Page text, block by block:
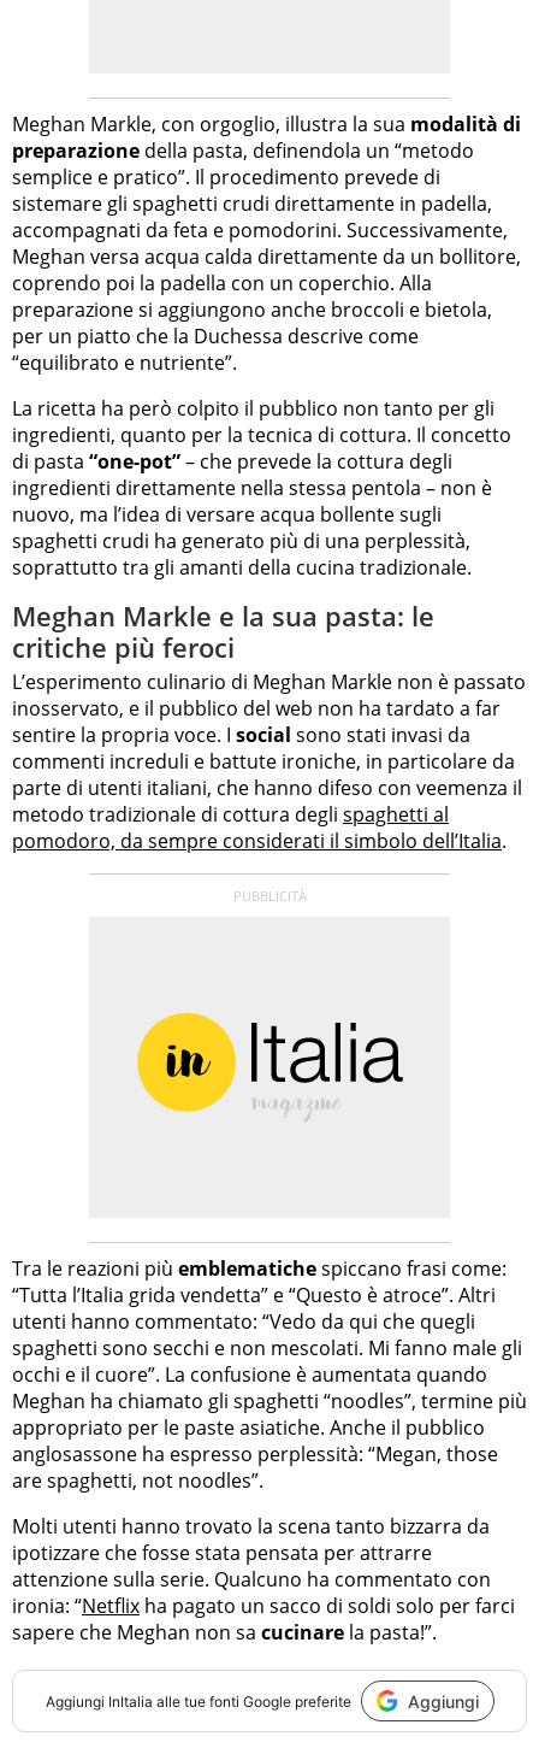
Meghan Markle, con orgoglio, illustra la sua modalità di
preparazione della pasta, definendola un “metodo
semplice e pratico”. Il procedimento prevede di
sistemare gli spaghetti crudi direttamente in padella,
accompagnati da feta e pomodorini. Successivamente,
Meghan versa acqua calda direttamente da un bollitore,
coprendo poi la padella con un coperchio. Alla
preparazione si aggiungono anche broccoli e bietola,
per un piatto che la Duchessa descrive come
“equilibrato e nutriente”.
La ricetta ha però colpito il pubblico non tanto per gli
ingredienti, quanto per la tecnica di cottura. Il concetto
di pasta “one-pot”– che prevede la cottura degli
ingredienti direttamente nella stessa pentola – non è
nuovo, ma l’idea di versare acqua bollente sugli
spaghetti crudi ha generato più di una perplessità,
soprattutto tra gli amanti della cucina tradizionale.
Meghan Markle e la sua pasta: le
critiche più feroci
L’esperimento culinario di Meghan Markle non è passato
inosservato, e il pubblico del web non ha tardato a far
sentire la propria voce. I social sono stati invasi da
commenti increduli e battute ironiche, in particolare da
parte di utenti italiani, che hanno difeso con veemenza il
metodo tradizionale di cottura degli spaghetti al
pomodoro, da sempre considerati il simbolo dell’Italia.
Tra le reazioni più emblematichespiccano frasi come:
“Tutta l’Italia grida vendetta” e “Questo è atroce”. Altri
utenti hanno commentato: “Vedo da qui che quegli
spaghetti sono secchi e non mescolati. Mi fanno male gli
occhi e il cuore”. La confusione è aumentata quando
Meghan ha chiamato gli spaghetti “noodles”, termine più
appropriato per le paste asiatiche. Anche il pubblico
anglosassone ha espresso perplessità: “Megan, those
are spaghetti, not noodles”.
Molti utenti hanno trovato la scena tanto bizzarra da
ipotizzare che fosse stata pensata per attrarre
attenzione sulla serie. Qualcuno ha commentato con
ironia: “Netflix ha pagato un sacco di soldi solo per farci
sapere che Meghan non sa cucinare la pasta!”.
Aggiungi InItalia alle tue fonti Google preferite Aggiungi